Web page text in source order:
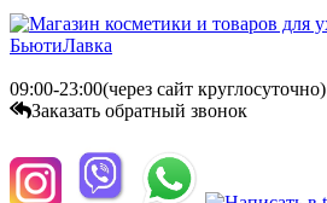
09:00-23:00(через сайт круглосуточно)
Заказать обратный звонок